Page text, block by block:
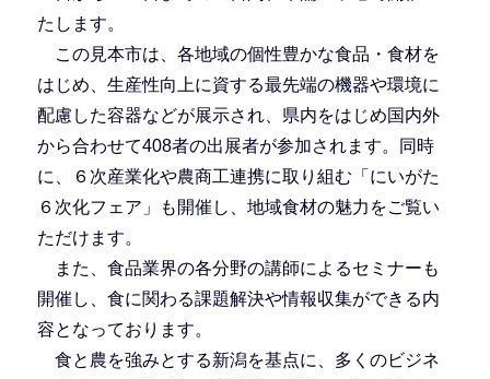
たします。
この見本市は、各地域の個性豊かな食品・食材を
はじめ、生産性向上に資する最先端の機器や環境に
配慮した容器などが展示され、県内をはじめ国内外
から合わせて408者の出展者が参加されます。同時
に、６次産業化や農商工連携に取り組む「にいがた
６次化フェア」も開催し、地域食材の魅力をご覧い
ただけます。
また、食品業界の各分野の講師によるセミナーも
開催し、食に関わる課題解決や情報収集ができる内
容となっております。
食と農を強みとする新潟を基点に、多くのビジネ